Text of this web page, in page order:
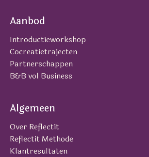
Aanbod
Introductieworkshop
Cocreatietrajecten
Partnerschappen
B&B vol Business
Algemeen
Over Reflectit
Reflectit Methode
Klantresultaten